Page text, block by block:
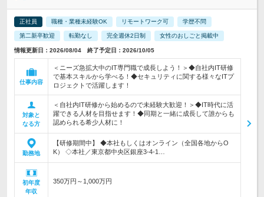
正社員 職種・業種未経験OK リモートワーク可 学歴不問
第二新卒歓迎 転勤なし 完全週休2日制 女性のおしごと掲載中
情報更新日：2026/08/04 終了予定日：2026/10/05
仕事内容
＜ニーズ急拡大中のIT専門職で成長しよう！＞◆自社内IT研修
で基本スキルから学べる！◆セキュリティに関する様々なITプ
ロジェクトで活躍します！
対象と
なる方
＜自社内IT研修から始めるので未経験大歓迎！＞◆IT時代に活
躍できる人材を目指せます！◆同期と一緒に成長して誰からも
認められる希少人材に！
勤務地
【研修期間中】 ◆本社もしくはオンライン（全国各地からO
K） ◇本社／東京都中央区銀座3-4-1…
初年度
年収
350万円～1,000万円